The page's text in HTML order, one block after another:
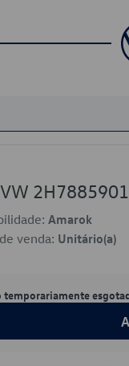
Amarok
venda: Unitário(a)
temporariamente